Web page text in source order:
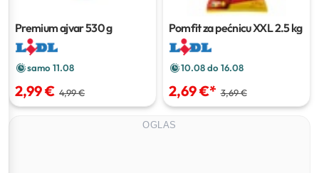
Premium ajvar530 g
samo 11.08
2,99 € 4,99 €
Pomfit za pećnicu XXL2.5 kg
10.08 do 16.08
2,69 €* 3,69 €
OGLAS